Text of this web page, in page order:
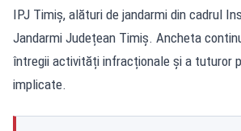
IPJ Timiș, alături de jandarmi din cadrul
Jandarmi Județean Timiș. Ancheta
întregii activități infracționale și a tuturor
implicate.